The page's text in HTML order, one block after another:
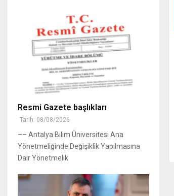
Resmi Gazete başlıkları
Tarih: 08/08/2026
–– Antalya Bilim Üniversitesi Ana
Yönetmeliğinde Değişiklik Yapılmasına
Dair Yönetmelik